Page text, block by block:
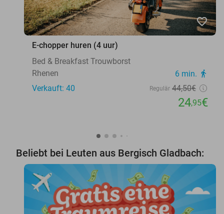
favorite_border
E-chopper huren (4 uur)
Bed & Breakfast Trouwborst
Rhenen
6 min. directions_walk
Verkauft: 40 Regulär 44,50€
24,95€
Beliebt bei Leuten aus Bergisch Gladbach: